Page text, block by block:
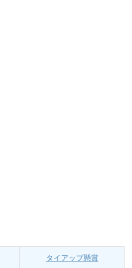
タイアップ懸賞